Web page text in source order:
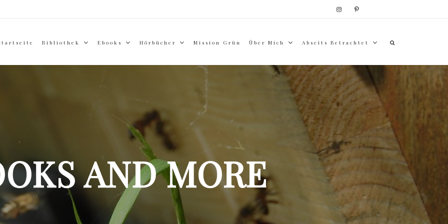
Bibliothek Ebooks Hörbücher Mission Grün Über Mich Abseits Betrachtet
AND MORE